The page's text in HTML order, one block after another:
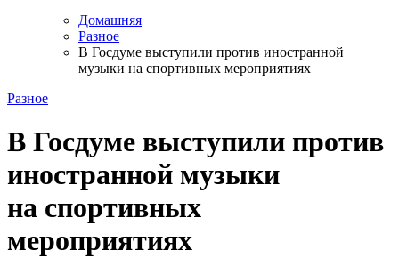
Домашняя
Разное
В Госдуме выступили против иностранной
музыки на спортивных мероприятиях
Разное
В Госдуме выступили против
иностранной музыки
на спортивных
мероприятиях